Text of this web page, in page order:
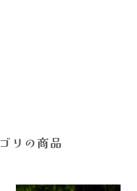
リの商品